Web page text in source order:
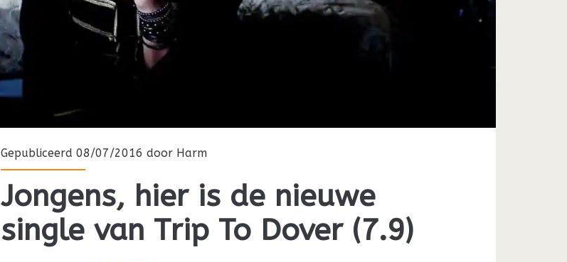
Gepubliceerd 08/07/2016 door Harm
Jongens, hier is de nieuwe
single van Trip To Dover (7.9)